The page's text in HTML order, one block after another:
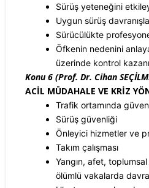
Sürüş yeteneğini
Uygun sürüş
Sürücülükte
Öfkenin nedenini
üzerinde kontrol
Konu 6 (Prof. Dr. Cihan
ACİL MÜDAHALE VE KRİZ
Trafik ortamında
Sürüş güvenliği
Önleyici hizmetler ve
Takım çalışması
Yangın, afet,
ölümlü vakalarda